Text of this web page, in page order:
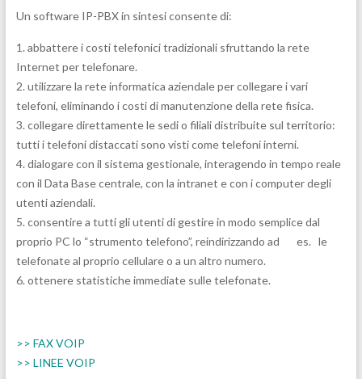
Un software IP-PBX in sintesi consente di:
1. abbattere i costi telefonici tradizionali sfruttando la rete
Internet per telefonare.
2. utilizzare la rete informatica aziendale per collegare i vari
telefoni, eliminando i costi di manutenzione della rete fisica.
3. collegare direttamente le sedi o filiali distribuite sul territorio:
tutti i telefoni distaccati sono visti come telefoni interni.
4. dialogare con il sistema gestionale, interagendo in tempo reale
con il Data Base centrale, con la intranet e con i computer degli
utenti aziendali.
5. consentire a tutti gli utenti di gestire in modo semplice dal
proprio PC lo “strumento telefono”, reindirizzando ad es. le
telefonate al proprio cellulare o a un altro numero.
6. ottenere statistiche immediate sulle telefonate.
>> FAX VOIP
>> LINEE VOIP